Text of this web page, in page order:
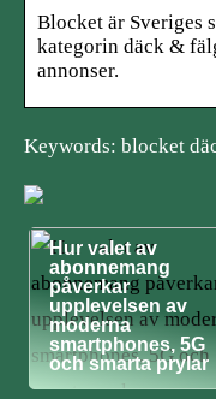
Blocket är Sveriges
kategorin däck &
annonser.
Keywords: blocket
Hur valet av
abonnemang
påverkar
upplevelsen av
moderna
smartphones, 5G
och smarta prylar